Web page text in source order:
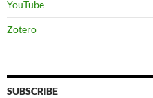
YouTube
Zotero
SUBSCRIBE